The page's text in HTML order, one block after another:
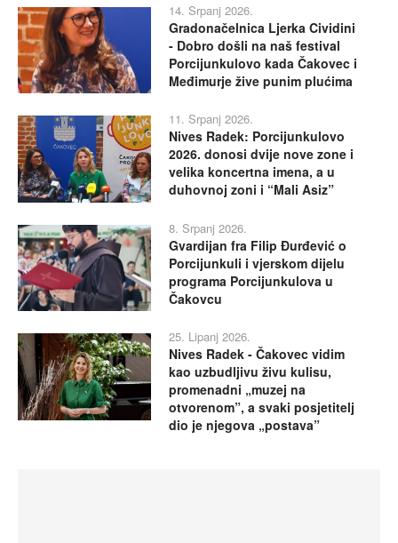
14. Srpanj 2026.
Gradonačelnica Ljerka Cividini
- Dobro došli na naš festival
Porcijunkulovo kada Čakovec i
Međimurje žive punim plućima
11. Srpanj 2026.
Nives Radek: Porcijunkulovo
2026. donosi dvije nove zone i
velika koncertna imena, a u
duhovnoj zoni i “Mali Asiz”
8. Srpanj 2026.
Gvardijan fra Filip Đurđević o
Porcijunkuli i vjerskom dijelu
programa Porcijunkulova u
Čakovcu
25. Lipanj 2026.
Nives Radek - Čakovec vidim
kao uzbudljivu živu kulisu,
promenadni „muzej na
otvorenom”, a svaki posjetitelj
dio je njegova „postava”